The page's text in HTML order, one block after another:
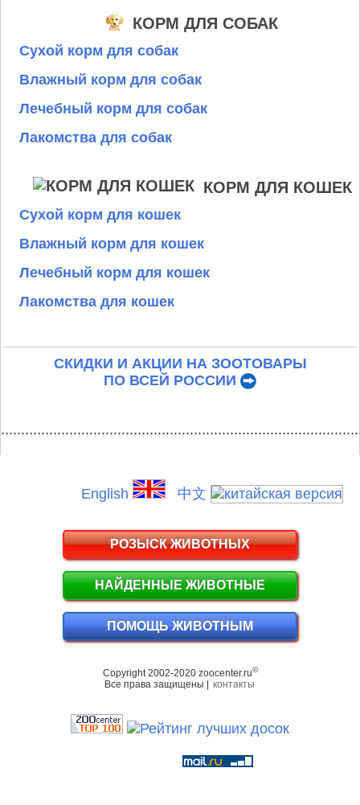
КОРМ ДЛЯ СОБАК
Сухой корм для собак
Влажный корм для собак
Лечебный корм для собак
Лакомства для собак
КОРМ ДЛЯ КОШЕК
Сухой корм для кошек
Влажный корм для кошек
Лечебный корм для кошек
Лакомства для кошек
СКИДКИ И АКЦИИ НА ЗООТОВАРЫ
ПО ВСЕЙ РОССИИ
English 中文
РОЗЫСК ЖИВОТНЫХ
НАЙДЕННЫЕ ЖИВОТНЫЕ
ПОМОЩЬ ЖИВОТНЫМ
Copyright 2002-2020 zoocenter.ru©
Все права защищены | контакты